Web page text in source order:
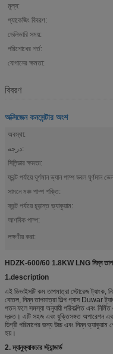
মূল্য:
প্যাকেজিং বিবরণ:
ডেলিভারি সময়:
পরিশোধের শর্ত:
যোগানের ক্ষমতা:
বিবরণ
অক্সিজেন কনসেন্টার অংশ
অবস্থা:
درجه:
সিলিন্ডার ক্ষমতা:
ফ্রন্ট পর্যায়ে ঘূর্ণমান ভ্যান পাম্প ডবল ঘূর্ণমান
সামনে মঞ্চ পাম্প শক্তি:
ফ্রন্ট পর্যায়ে চূড়ান্ত ভ্যাকুয়াম:
আণবিক পাম্প:
লক্ষণীয় করা:
HDZK-600/60 1.8KW LNG নিম্ন
1.description
এই ডিভাইসটি কম তাপমাত্রা স্টোরেজ ট্যাংক,
বোতল, নিম্ন তাপমাত্রা শিল্প গ্যাস Duwar
পতন ফলে সমস্যা অনুযায়ী পরিকল্পিত এবং
দ্রুত। এটি সহজ এবং যুক্তিসঙ্গত অপারেশন এবং
ডিগ্রী পরিমাপের জন্য উচ্চ এবং নিম্ন ভ্যাকুয়াম
হয়।
2. ম্যানুফ্যাকচার স্ট্যান্ডার্ড